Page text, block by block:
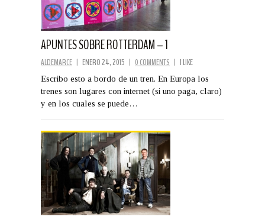
APUNTES SOBRE ROTTERDAM – 1
ALDEMARCE | ENERO 24, 2015 | 0 COMMENTS | 1 LIKE
Escribo esto a bordo de un tren. En Europa los
trenes son lugares con internet (si uno paga, claro)
y en los cuales se puede…